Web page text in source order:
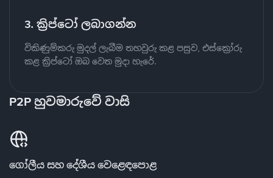
3. ක්‍රිප්ටෝ ලබාගන්න
විකිණුම්කරු මුදල් ලැබීම තහවුරු කළ පසුව, එස්ක්‍රෝරු
කළ ක්‍රිප්ටෝ ඔබ වෙත මුදා හැරේ.
P2P හුවමාරුවේ වාසි
ගෝලීය සහ දේශීය වෙළෙඳපොළ